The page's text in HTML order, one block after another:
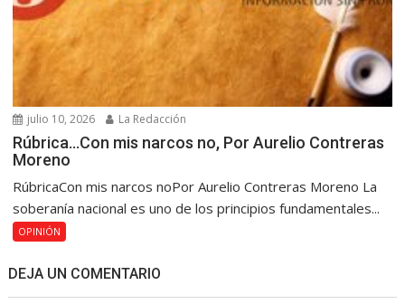
julio 10, 2026 La Redacción
Rúbrica…Con mis narcos no, Por Aurelio Contreras
Moreno
RúbricaCon mis narcos noPor Aurelio Contreras Moreno La
soberanía nacional es uno de los principios fundamentales...
OPINIÓN
DEJA UN COMENTARIO